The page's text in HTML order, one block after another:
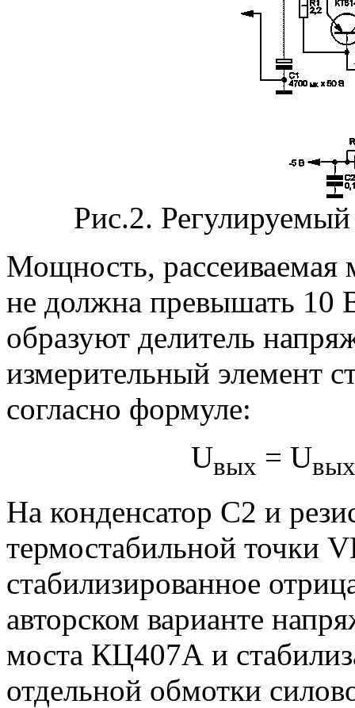
Рис.2.
Мощность, рассеиваемая
не должна превышать 10
образуют делитель
измерительный элемент
согласно формуле:
Uвых = U
На конденсатор С2 и
термостабильной точки
стабилизированное
авторском варианте
моста КЦ407А и
отдельной обмотки